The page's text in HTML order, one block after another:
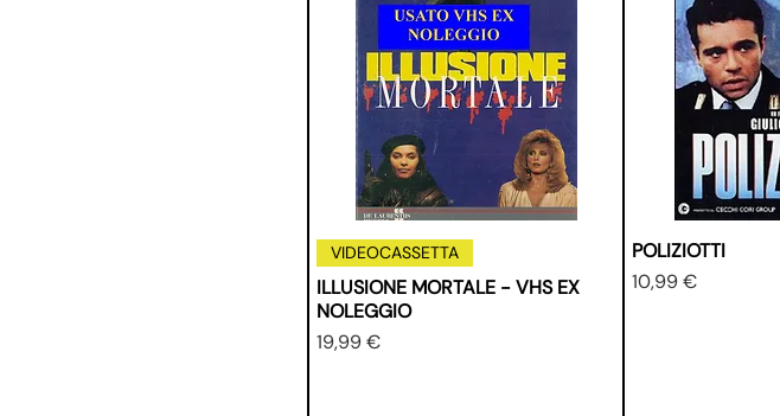
VIDEOCASSETTA
ILLUSIONE MORTALE - VHS EX
NOLEGGIO
Prezzo
19,99 €
POLIZIOTTI
Prezzo
10,99 €